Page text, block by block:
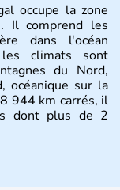
occupe la zone
Il comprend les
dans l'océan
climats sont
du Nord,
océanique sur la
944 km carrés, il
dont plus de 2